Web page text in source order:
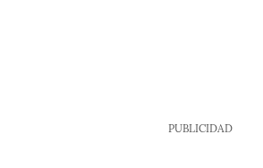
PUBLICIDAD